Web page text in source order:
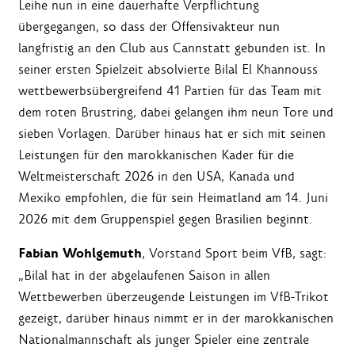
Leihe nun in eine dauerhafte Verpflichtung
übergegangen, so dass der Offensivakteur nun
langfristig an den Club aus Cannstatt gebunden ist. In
seiner ersten Spielzeit absolvierte Bilal El Khannouss
wettbewerbsübergreifend 41 Partien für das Team mit
dem roten Brustring, dabei gelangen ihm neun Tore und
sieben Vorlagen. Darüber hinaus hat er sich mit seinen
Leistungen für den marokkanischen Kader für die
Weltmeisterschaft 2026 in den USA, Kanada und
Mexiko empfohlen, die für sein Heimatland am 14. Juni
2026 mit dem Gruppenspiel gegen Brasilien beginnt.
Fabian Wohlgemuth, Vorstand Sport beim VfB, sagt:
„Bilal hat in der abgelaufenen Saison in allen
Wettbewerben überzeugende Leistungen im VfB-Trikot
gezeigt, darüber hinaus nimmt er in der marokkanischen
Nationalmannschaft als junger Spieler eine zentrale